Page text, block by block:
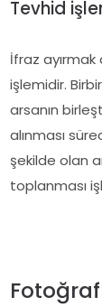
Tevhid
İfraz ayırmak
işlemidir.
arsanın
alınması
şekilde olan
toplanması